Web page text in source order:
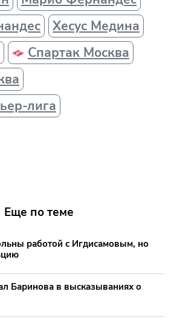
Хесус Медина
Спартак Москва
лига
Еще по теме
работой с Игдисамовым, но
Баринова в высказываниях о